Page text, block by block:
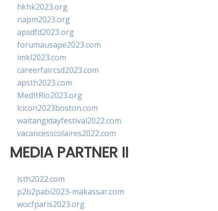
hkhk2023.org
napm2023.org
apsdfd2023.org
forumausape2023.com
imkl2023.com
careerfaircsd2023.com
apsth2023.com
MedItRio2023.org
lcicon2023boston.com
waitangidayfestival2022.com
vacancesscolaires2022.com
MEDIA PARTNER II
isth2022.com
p2b2pabi2023-makassar.com
wocfparis2023.org